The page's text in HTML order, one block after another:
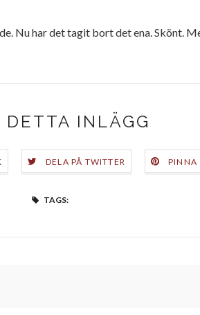
Nu har det tagit bort det ena. Skönt.
DETTA INLÄGG
DELA PÅ TWITTER PINNA
TAGS: